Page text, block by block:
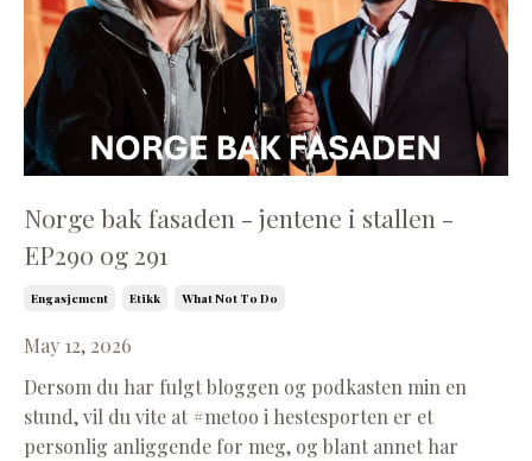
Norge bak fasaden - jentene i stallen -
EP290 og 291
Engasjement Etikk What Not To Do
May 12, 2026
Dersom du har fulgt bloggen og podkasten min en
stund, vil du vite at #metoo i hestesporten er et
personlig anliggende for meg, og blant annet har